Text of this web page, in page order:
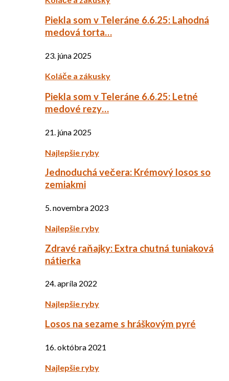
Piekla som v Teleráne 6.6.25: Lahodná
medová torta…
23. júna 2025
Koláče a zákusky
Piekla som v Teleráne 6.6.25: Letné
medové rezy…
21. júna 2025
Najlepšie ryby
Jednoduchá večera: Krémový losos so
zemiakmi
5. novembra 2023
Najlepšie ryby
Zdravé raňajky: Extra chutná tuniaková
nátierka
24. apríla 2022
Najlepšie ryby
Losos na sezame s hráškovým pyré
16. októbra 2021
Najlepšie ryby